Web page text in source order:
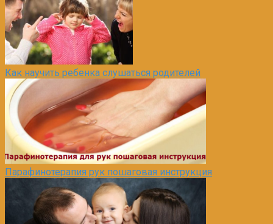
Как научить ребенка слушаться родителей
Парафинотерапия рук пошаговая инструкция